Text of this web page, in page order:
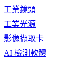
工業鏡頭
工業光源
影像擷取卡
AI 檢測軟體